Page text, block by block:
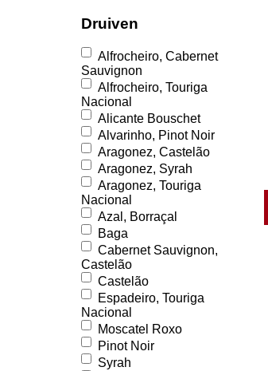
Druiven
Alfrocheiro, Cabernet
Sauvignon
Alfrocheiro, Touriga
Nacional
Alicante Bouschet
Alvarinho, Pinot Noir
Aragonez, Castelão
Aragonez, Syrah
Aragonez, Touriga
Nacional
Azal, Borraçal
Baga
Cabernet Sauvignon,
Castelão
Castelão
Espadeiro, Touriga
Nacional
Moscatel Roxo
Pinot Noir
Syrah